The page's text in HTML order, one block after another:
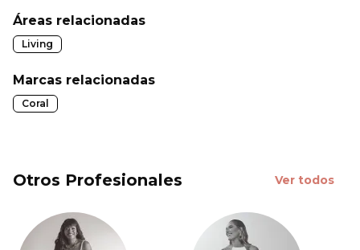
Áreas relacionadas
Living
Marcas relacionadas
Coral
Otros Profesionales Ver todos